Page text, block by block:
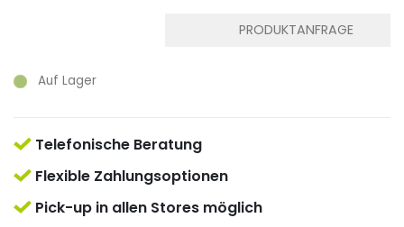
Auf Lager
PRODUKTANFRAGE
Telefonische Beratung
Flexible Zahlungsoptionen
Pick-up in allen Stores möglich